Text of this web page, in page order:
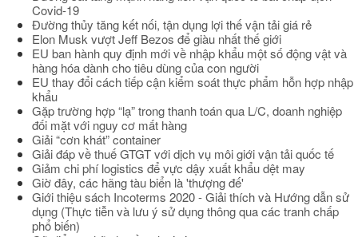
Covid-19
Đường thủy tăng kết nối, tận dụng lợi thế vận tải giá rẻ
Elon Musk vượt Jeff Bezos để giàu nhất thế giới
EU ban hành quy định mới về nhập khẩu một số động vật và
hàng hóa dành cho tiêu dùng của con người
EU thay đổi cách tiếp cận kiểm soát thực phẩm hỗn hợp nhập
khẩu
Gặp trường hợp “lạ” trong thanh toán qua L/C, doanh nghiệp
đối mặt với nguy cơ mất hàng
Giải “cơn khát” container
Giải đáp về thuế GTGT với dịch vụ môi giới vận tải quốc tế
Giảm chi phí logistics để vực dậy xuất khẩu dệt may
Giờ đây, các hãng tàu biển là 'thượng đế'
Giới thiệu sách Incoterms 2020 - Giải thích và Hướng dẫn sử
dụng (Thực tiễn và lưu ý sử dụng thông qua các tranh chấp
phổ biến)